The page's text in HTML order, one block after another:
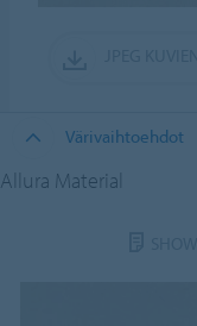
Värivaihtoehdot
Allura Material